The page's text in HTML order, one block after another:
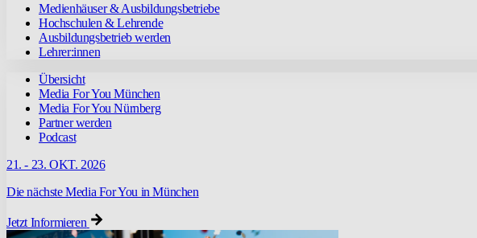
Medienhäuser & Ausbildungsbetriebe
Hochschulen & Lehrende
Ausbildungsbetrieb werden
Lehrer:innen
Übersicht
Media For You München
Media For You Nürnberg
Partner werden
Podcast
21. - 23. OKT. 2026
Die nächste Media For You in München
Jetzt Informieren